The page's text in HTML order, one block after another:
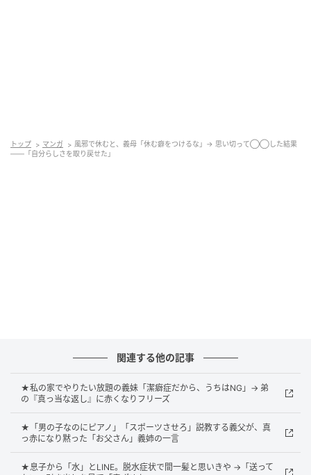
最初は「考えすぎかもしれない」と自分に言い聞かせ
ていました。でも、小さな違和感は少しずつ積み重な
「この違和感を、ただの我慢で終わらせたくない」そ
う決意した私は、思いきって少しずつ距離を置くこと
にしました。すると不思議なことに、「自分らしさ」
が戻ってくる感覚があったのです。
今回の一件は、自分自身を保つための「心地よい距離
トップ マンガ
風邪で休むと、義母「休む癖をつけるな」→ 思い切って◯◯した結果
――「自分らしさを取り戻せた」
関連する他の記事
★私の家でやりたい放題の義妹「潔癖症だから、うちはNG」→ 弟
の『真っ当な返し』に赤くなりフリーズ
★「男の子なのにピアノ」「スポーツさせろ」説教する義父が、真
っ赤になり黙った「お父さん」義姉の一言
★息子から「水」とLINE。脱水症状で間一髪と思いきや →「送って